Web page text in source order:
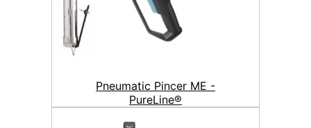
Pneumatic Pincer ME -
PureLine®